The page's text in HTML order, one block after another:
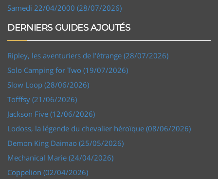
Samedi 22/04/2000 (28/07/2026)
DERNIERS GUIDES AJOUTÉS
Ripley, les aventuriers de l'étrange (28/07/2026)
Solo Camping for Two (19/07/2026)
Slow Loop (28/06/2026)
Tofffsy (21/06/2026)
Jackson Five (12/06/2026)
Lodoss, la légende du chevalier héroïque (08/06/2026)
Demon King Daimao (25/05/2026)
Mechanical Marie (24/04/2026)
Coppelion (02/04/2026)